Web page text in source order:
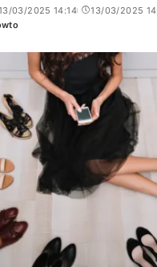
03/2025 14:14
13/03/2025